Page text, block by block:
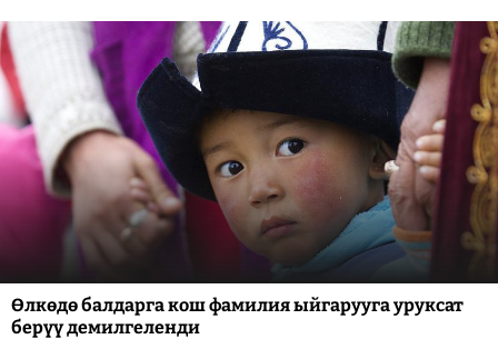
Өлкөдө балдарга кош фамилия ыйгарууга уруксат
берүү демилгеленди